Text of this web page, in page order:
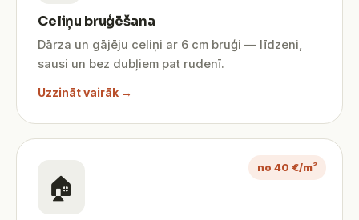
Celiņu bruģēšana
Dārza un gājēju celiņi ar 6 cm bruģi — līdzeni,
sausi un bez dubļiem pat rudenī.
Uzzināt vairāk →
no 40 €/m²
🏠